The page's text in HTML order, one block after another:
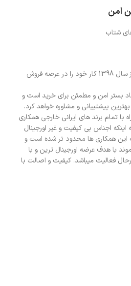
امن
شتاب
فروشگاه اینترنتی لایموند از سال 1398 کار خود را در عرصه فروش
بستر امن و مطمئن برای خرید است و
بهترین پیشتیبانی و مشاوره خواهد کرد.
با تمام برند های ایرانی خارجی همکاری
اینکه اجناس بی کیفیت و غیر اورجینال
این همکاری ها محدود تر شده است و
با هدف عرضه اورجینال ترین و با
فعالیت میباشد. کیفیت و اصالت با